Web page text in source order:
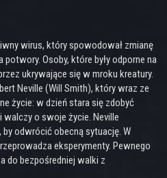
wirus, który spowodował zmianę
Osoby, które były odporne na
ukrywające się w mroku kreatury.
Neville (Will Smith), który wraz ze
życie: w dzień stara się zdobyć
o swoje życie. Neville
odwrócić obecną sytuację. W
eksperymenty. Pewnego
do bezpośredniej walki z